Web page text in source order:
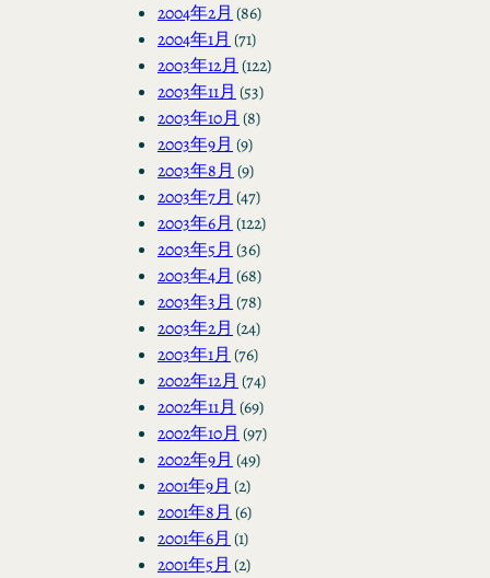
2004年2月 (86)
2004年1月 (71)
2003年12月 (122)
2003年11月 (53)
2003年10月 (8)
2003年9月 (9)
2003年8月 (9)
2003年7月 (47)
2003年6月 (122)
2003年5月 (36)
2003年4月 (68)
2003年3月 (78)
2003年2月 (24)
2003年1月 (76)
2002年12月 (74)
2002年11月 (69)
2002年10月 (97)
2002年9月 (49)
2001年9月 (2)
2001年8月 (6)
2001年6月 (1)
2001年5月 (2)